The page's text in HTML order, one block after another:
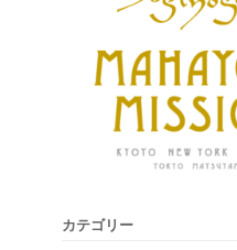
カテゴリー